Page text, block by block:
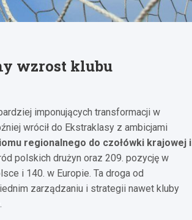
wzrost klubu
imponujących transformacji w
wrócił do Ekstraklasy z ambicjami
regionalnego do czołówki krajowej i
polskich drużyn oraz 209. pozycję w
i 140. w Europie. Ta droga od
zarządzaniu i strategii nawet kluby